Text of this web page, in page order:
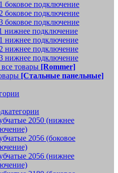
боковое подключение
боковое подключение
боковое подключение
нижнее подключение
нижнее подключение
нижнее подключение
нижнее подключение
товары [Rommer]
[Стальные панельные]
2050 (нижнее
2056 (боковое
2056 (нижнее